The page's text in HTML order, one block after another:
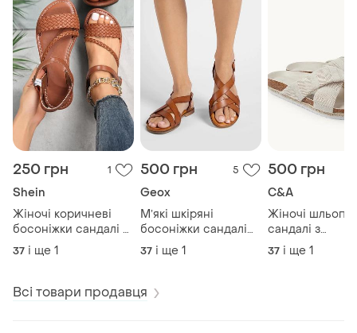
250 грн 1
Shein
Жіночі коричневі
босоніжки сандалі з
плетеним ремінцем
shein
37 і ще 1
500 грн 5
Geox
Мʼякі шкіряні
босоніжки сандалі
жіночі з
перехресними
37 і ще 1
500 грн
C&A
Жіночі
сандалі з
перехресними
ремінцями від
37 і ще 1
Всі товари продавця